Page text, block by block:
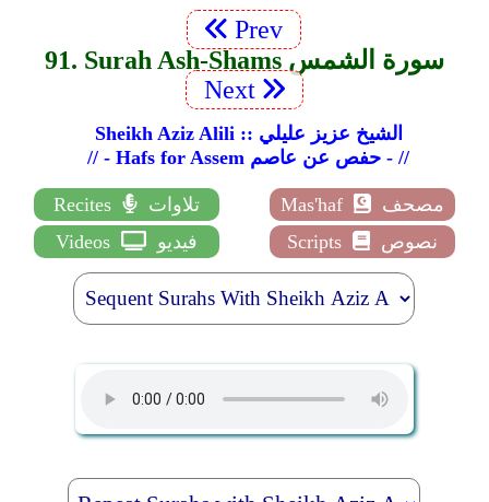
Prev
91. Surah Ash-Shams سورة الشمس
Next
Sheikh Aziz Alili :: الشيخ عزيز عليلي
// - Hafs for Assem حفص عن عاصم - //
Recites تلاوات Mas'haf
مصحف
Videos
فيديو Scripts نصوص